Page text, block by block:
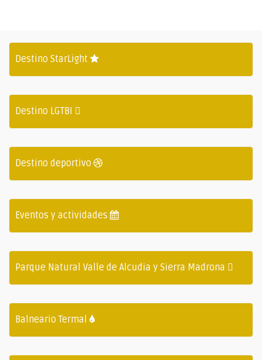
Destino StarLight
Destino LGTBI
Destino deportivo
Eventos y actividades
Parque Natural Valle de Alcudia y Sierra Madrona
Balneario Termal